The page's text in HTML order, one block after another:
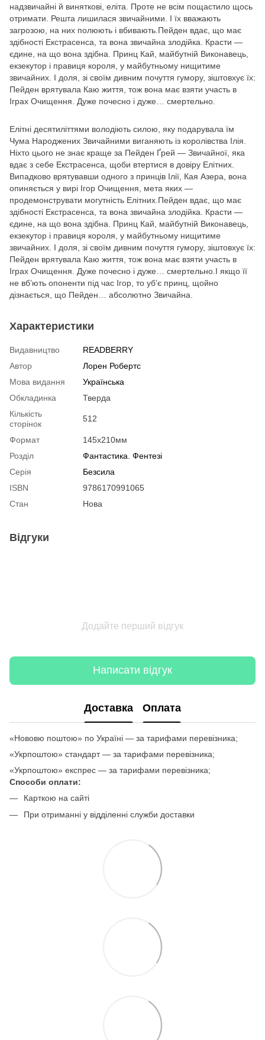
надзвичайні й виняткові, еліта. Проте не всім пощастило щось
отримати. Решта лишилася звичайними. І їх вважають
загрозою, на них полюють і вбивають.Пейден вдає, що має
здібності Екстрасенса, та вона звичайна злодійка. Красти —
єдине, на що вона здібна. Принц Кай, майбутній Виконавець,
екзекутор і правиця короля, у майбутньому нищитиме
звичайних. І доля, зі своїм дивним почуття гумору, зіштовхує їх:
Пейден врятувала Каю життя, тож вона має взяти участь в
Іграх Очищення. Дуже почесно і дуже… смертельно.
Елітні десятиліттями володіють силою, яку подарувала їм
Чума Народжених Звичайними виганяють із королівства Ілія.
Ніхто цього не знає краще за Пейден Ґрей — Звичайної, яка
вдає з себе Екстрасенса, щоби втертися в довіру Елітних.
Випадково врятувавши одного з принців Ілії, Кая Азера, вона
опиняється у вирі Ігор Очищення, мета яких —
продемонструвати могутність Елітних.Пейден вдає, що має
здібності Екстрасенса, та вона звичайна злодійка. Красти —
єдине, на що вона здібна. Принц Кай, майбутній Виконавець,
екзекутор і правиця короля, у майбутньому нищитиме
звичайних. І доля, зі своїм дивним почуття гумору, зіштовхує їх:
Пейден врятувала Каю життя, тож вона має взяти участь в
Іграх Очищення. Дуже почесно і дуже… смертельно.І якщо її
не вб’ють опоненти під час Ігор, то уб’є принц, щойно
дізнається, що Пейден… абсолютно Звичайна.
Характеристики
Видавництво
READBERRY
Автор
Лорен Робертс
Мова видання
Українська
Обкладинка
Тверда
Кількість
сторінок
512
Формат
145x210мм
Розділ
Фантастика. Фентезі
Серія
Безсила
ISBN
9786170991065
Стан
Нова
Відгуки
Додайте перший відгук
Написати відгук
Доставка Оплата
«Нововю поштою» по Україні — за тарифами перевізника;
«Укрпоштою» стандарт — за тарифами перевізника;
«Укрпоштою» експрес — за тарифами перевізника;
Способи оплати:
Карткою на сайті
При отриманні у відділенні служби доставки